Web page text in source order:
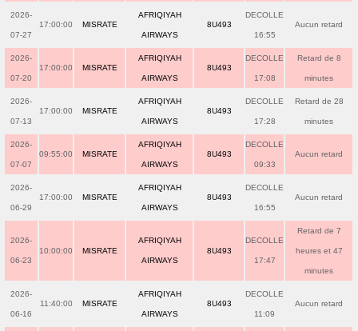
2026-
07-27
17:00:00 MISRATE
AFRIQIYAH
AIRWAYS
8U493
DECOLLE
16:55
Aucun retard
2026-
07-20
17:00:00 MISRATE
AFRIQIYAH
AIRWAYS
8U493
DECOLLE
17:08
Retard de 8
minutes
2026-
07-13
17:00:00 MISRATE
AFRIQIYAH
AIRWAYS
8U493
DECOLLE
17:28
Retard de 28
minutes
2026-
07-07
09:55:00 MISRATE
AFRIQIYAH
AIRWAYS
8U493
DECOLLE
09:33
Aucun retard
2026-
06-29
17:00:00 MISRATE
AFRIQIYAH
AIRWAYS
8U493
DECOLLE
16:55
Aucun retard
2026-
06-23
10:00:00 MISRATE
AFRIQIYAH
AIRWAYS
8U493
DECOLLE
17:47
Retard de 7
heures et 47
minutes
2026-
06-16
11:40:00 MISRATE
AFRIQIYAH
AIRWAYS
8U493
DECOLLE
11:09
Aucun retard